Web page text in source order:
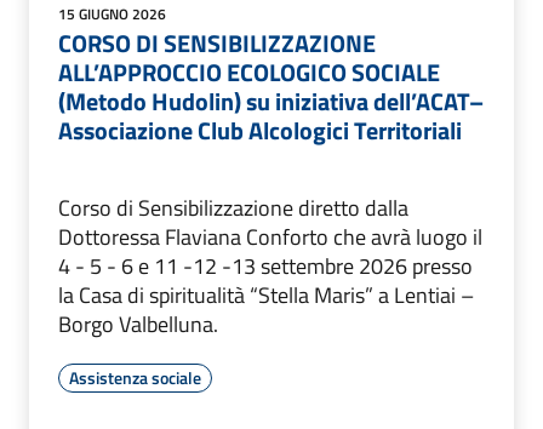
15 GIUGNO 2026
CORSO DI SENSIBILIZZAZIONE
ALL’APPROCCIO ECOLOGICO SOCIALE
(Metodo Hudolin) su iniziativa dell’ACAT–
Associazione Club Alcologici Territoriali
Corso di Sensibilizzazione diretto dalla
Dottoressa Flaviana Conforto che avrà luogo il
4 - 5 - 6 e 11 -12 -13 settembre 2026 presso
la Casa di spiritualità “Stella Maris” a Lentiai –
Borgo Valbelluna.
Assistenza sociale